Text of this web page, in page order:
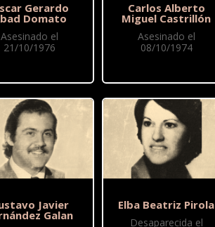
Gerardo
Domato
Asesinado el
21/10/1976
Javier
Galan
Carlos Alberto
Miguel Castrillón
Asesinado el
08/10/1974
Elba Beatriz Pirola
Desaparecida el